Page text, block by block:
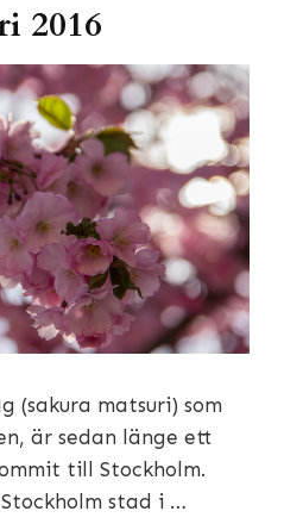
2016
(sakura matsuri) som
är sedan länge ett
till Stockholm.
stad i …